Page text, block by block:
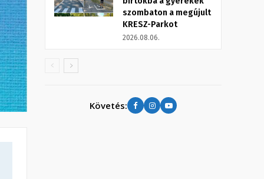
szombaton a megújult
KRESZ-Parkot
2026.08.06.
Követés: